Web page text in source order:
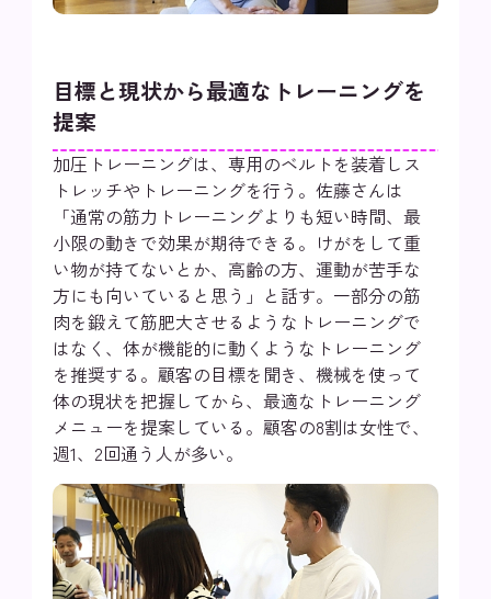
目標と現状から最適なトレーニングを
提案
加圧トレーニングは、専用のベルトを装着しス
トレッチやトレーニングを行う。佐藤さんは
「通常の筋力トレーニングよりも短い時間、最
小限の動きで効果が期待できる。けがをして重
い物が持てないとか、高齢の方、運動が苦手な
方にも向いていると思う」と話す。一部分の筋
肉を鍛えて筋肥大させるようなトレーニングで
はなく、体が機能的に動くようなトレーニング
を推奨する。顧客の目標を聞き、機械を使って
体の現状を把握してから、最適なトレーニング
メニューを提案している。顧客の8割は女性で、
週1、2回通う人が多い。